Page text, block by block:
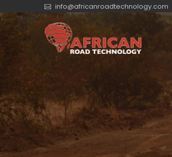
info@africanroadtechnology.com